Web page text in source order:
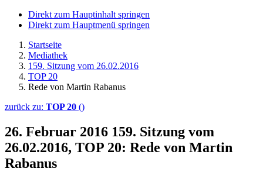
Direkt zum Hauptinhalt springen
Direkt zum Hauptmenü springen
Startseite
Mediathek
159. Sitzung vom 26.02.2016
TOP 20
Rede von Martin Rabanus
zurück zu: TOP 20 ()
26. Februar 2016 159. Sitzung vom
26.02.2016, TOP 20: Rede von Martin
Rabanus